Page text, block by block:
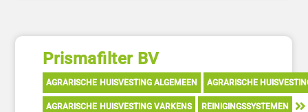
Prismafilter BV
AGRARISCHE HUISVESTING ALGEMEEN AGRARISCHE
AGRARISCHE HUISVESTING VARKENS REINIGINGSSYSTEMEN